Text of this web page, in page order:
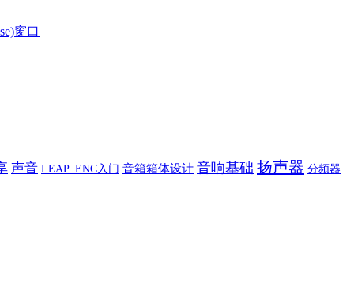
窗口
声音 LEAP_ENC入门 音箱箱体设计 音响基础 扬声器 分频器